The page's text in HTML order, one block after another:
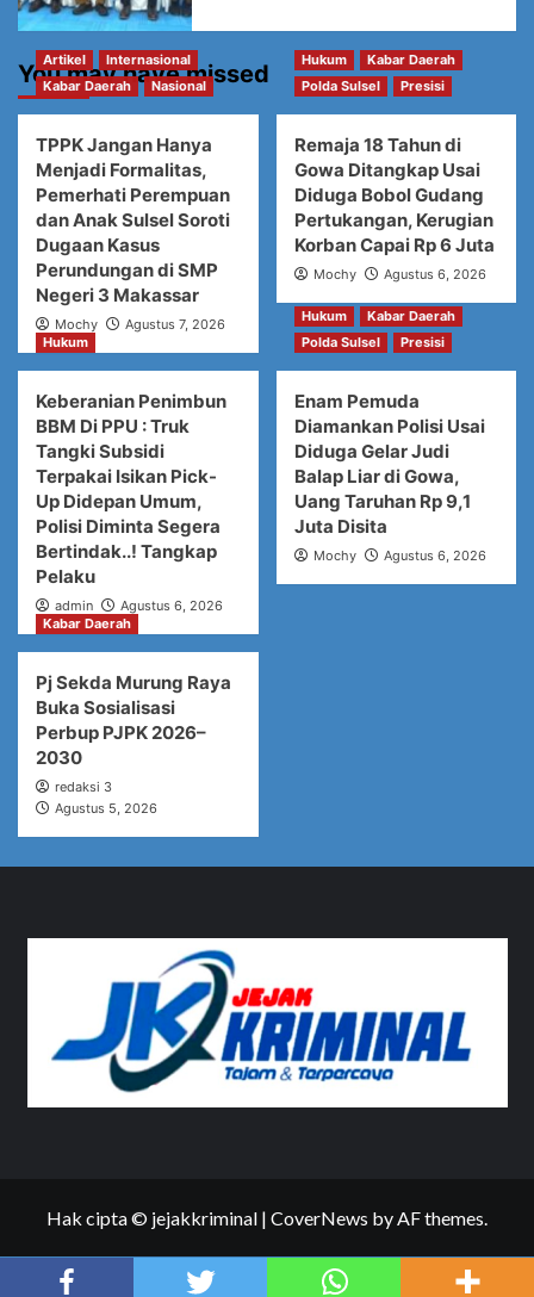
You may have missed
Artikel
Internasional
Kabar Daerah
Nasional
TPPK Jangan Hanya
Menjadi Formalitas,
Pemerhati Perempuan
dan Anak Sulsel Soroti
Dugaan Kasus
Perundungan di SMP
Negeri 3 Makassar
Mochy Agustus 7, 2026
Hukum
Kabar Daerah
Polda Sulsel
Presisi
Remaja 18 Tahun di
Gowa Ditangkap Usai
Diduga Bobol Gudang
Pertukangan, Kerugian
Korban Capai Rp 6 Juta
Mochy Agustus 6, 2026
Hukum
Keberanian Penimbun
BBM Di PPU : Truk
Tangki Subsidi
Terpakai Isikan Pick-
Up Didepan Umum,
Polisi Diminta Segera
Bertindak..! Tangkap
Pelaku
admin Agustus 6, 2026
Hukum
Kabar Daerah
Polda Sulsel
Presisi
Enam Pemuda
Diamankan Polisi Usai
Diduga Gelar Judi
Balap Liar di Gowa,
Uang Taruhan Rp 9,1
Juta Disita
Mochy Agustus 6, 2026
Kabar Daerah
Pj Sekda Murung Raya
Buka Sosialisasi
Perbup PJPK 2026–
2030
redaksi 3
Agustus 5, 2026
Hak cipta © jejakkriminal | CoverNews by AF themes.